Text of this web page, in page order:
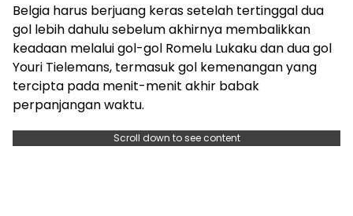
Belgia harus berjuang keras setelah tertinggal dua
gol lebih dahulu sebelum akhirnya membalikkan
keadaan melalui gol-gol Romelu Lukaku dan dua gol
Youri Tielemans, termasuk gol kemenangan yang
tercipta pada menit-menit akhir babak
perpanjangan waktu.
Scroll down to see content